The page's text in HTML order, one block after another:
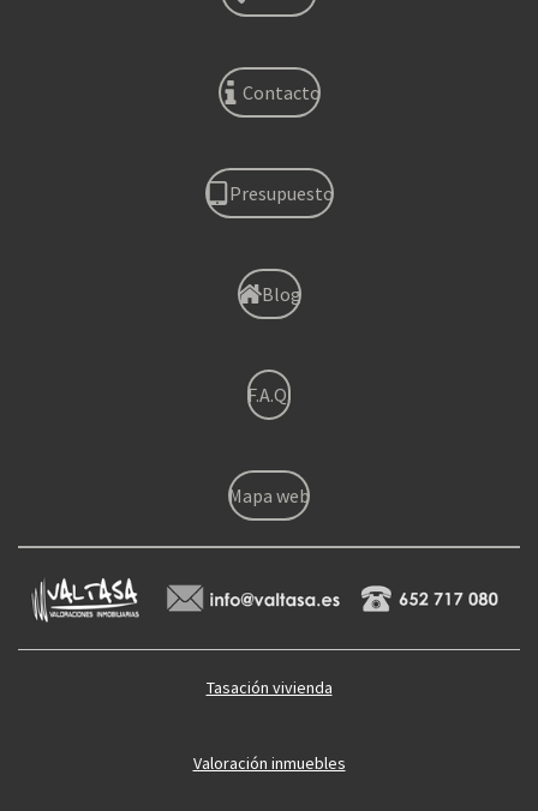
Contacto
Presupuesto
Blog
F.A.Q.
Mapa web
Tasación vivienda
Valoración inmuebles